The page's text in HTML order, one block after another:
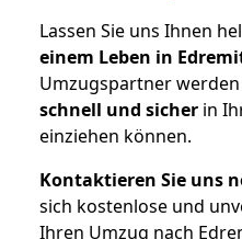
Lassen Sie uns Ihnen
einem Leben in
Umzugspartner
schnell und sicher in
einziehen können.
Kontaktieren Sie uns
sich kostenlose und
Ihren Umzug nach